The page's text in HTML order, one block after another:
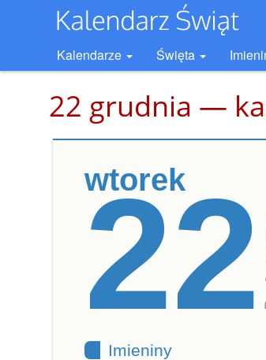
Kalendarze Święta
22 grudnia —
wtorek
22
Imieniny